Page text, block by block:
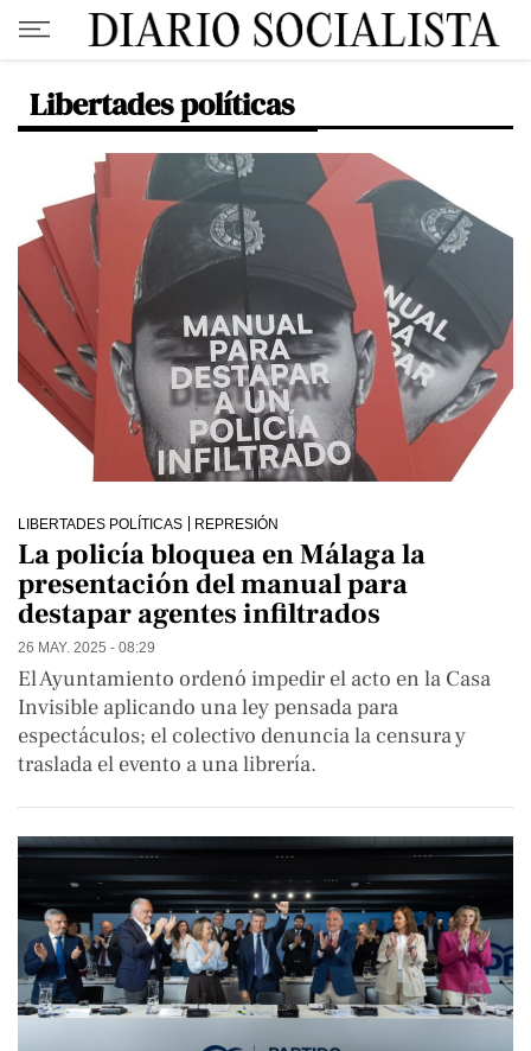
Libertades políticas
LIBERTADES POLÍTICAS REPRESIÓN
La policía bloquea en Málaga la
presentación del manual para
destapar agentes infiltrados
26 MAY. 2025 - 08:29
El Ayuntamiento ordenó impedir el acto en la Casa
Invisible aplicando una ley pensada para
espectáculos; el colectivo denuncia la censura y
traslada el evento a una librería.